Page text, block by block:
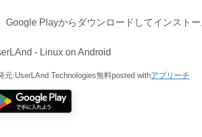
Playからダウンロードしてインストー
- Linux on Android
元:UserLAnd Technologies無料posted withアプリーチ